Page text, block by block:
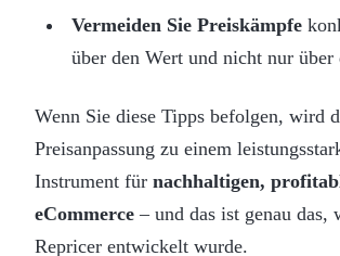
Vermeiden Sie Preiskämpfe
über den Wert und nicht nur über
Wenn Sie diese Tipps befolgen, wird
Preisanpassung zu einem
Instrument für nachhaltigen,
eCommerce – und das ist genau das,
Repricer entwickelt wurde.